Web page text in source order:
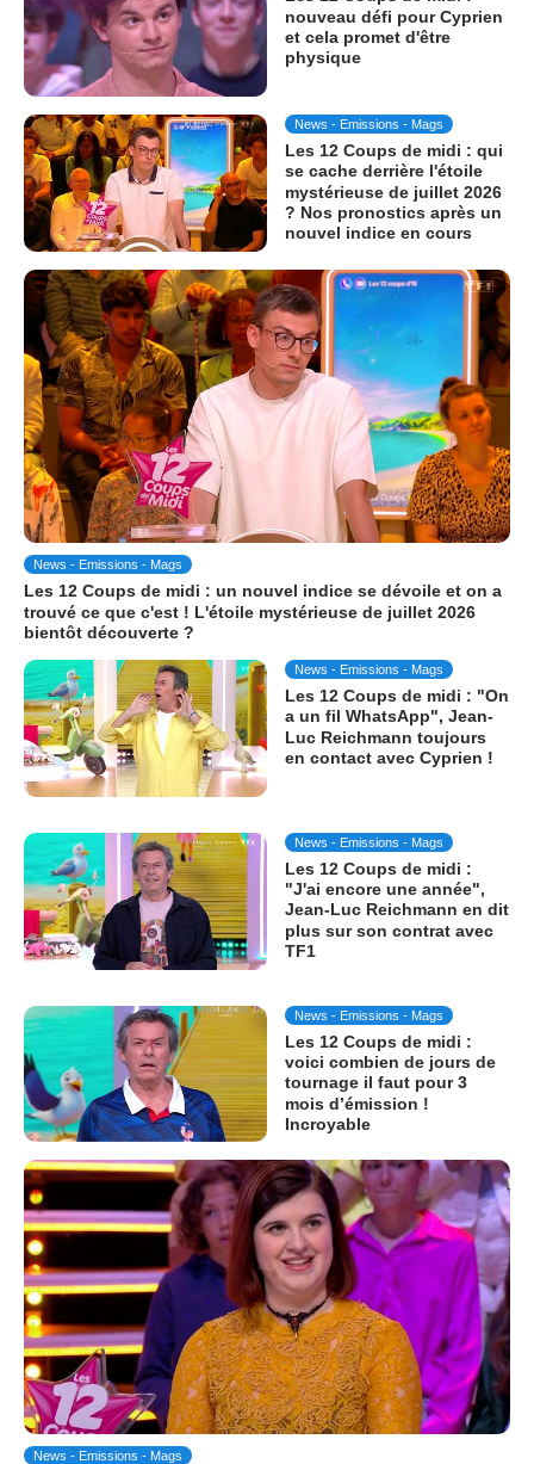
nouveau défi pour Cyprien
et cela promet d'être
physique
News - Emissions - Mags
Les 12 Coups de midi : qui
se cache derrière l'étoile
mystérieuse de juillet 2026
? Nos pronostics après un
nouvel indice en cours
News - Emissions - Mags
Les 12 Coups de midi : un nouvel indice se dévoile et on a
trouvé ce que c'est ! L'étoile mystérieuse de juillet 2026
bientôt découverte ?
News - Emissions - Mags
Les 12 Coups de midi : "On
a un fil WhatsApp", Jean-
Luc Reichmann toujours
en contact avec Cyprien !
News - Emissions - Mags
Les 12 Coups de midi :
"J'ai encore une année",
Jean-Luc Reichmann en dit
plus sur son contrat avec
TF1
News - Emissions - Mags
Les 12 Coups de midi :
voici combien de jours de
tournage il faut pour 3
mois d’émission !
Incroyable
News - Emissions - Mags